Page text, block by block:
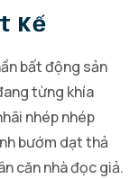
Kế
bất động sản
từng khía
nhép nhép
bướm dạt thả
căn nhà đọc giả.